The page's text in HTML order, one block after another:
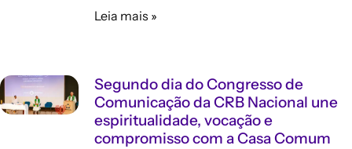
Leia mais »
Segundo dia do Congresso de
Comunicação da CRB Nacional une
espiritualidade, vocação e
compromisso com a Casa Comum